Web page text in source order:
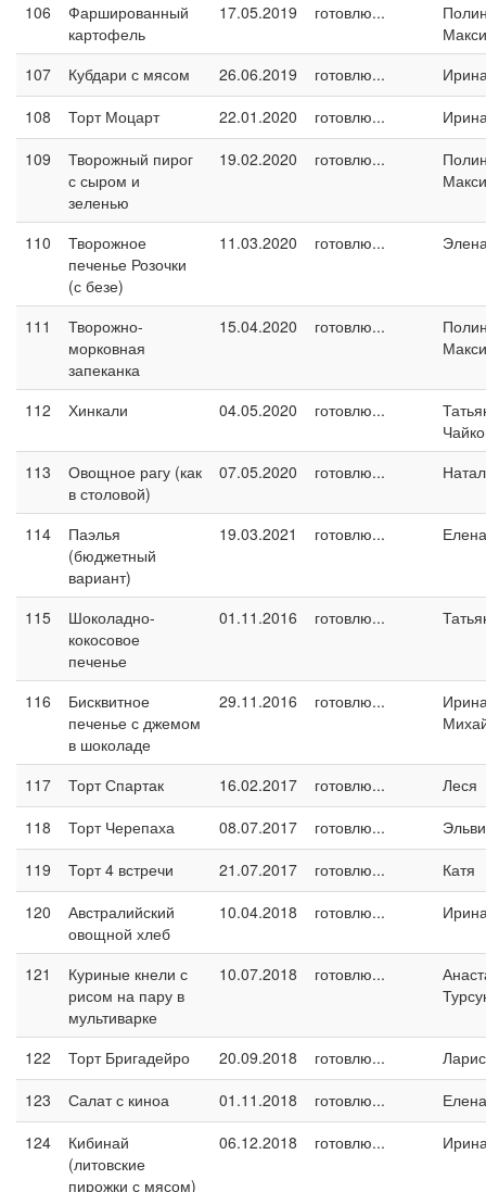
106
Фаршированный
картофель
17.05.2019 готовлю...
107
Кубдари с мясом 26.06.2019 готовлю...
108
Торт Моцарт 22.01.2020 готовлю...
109
Творожный пирог
с сыром и
зеленью
19.02.2020 готовлю...
110
Творожное
печенье Розочки
(с безе)
11.03.2020 готовлю...
111
Творожно-
морковная
запеканка
15.04.2020 готовлю...
112 Хинкали 04.05.2020 готовлю...
113
Овощное рагу (как
в столовой)
07.05.2020 готовлю...
114
Паэлья
(бюджетный
вариант)
19.03.2021 готовлю... Елена
115
Шоколадно-
кокосовое
печенье
01.11.2016 готовлю...
116
Бисквитное
печенье с джемом
в шоколаде
29.11.2016 готовлю...
117 Торт Спартак 16.02.2017 готовлю...
Леся
118
Торт Черепаха 08.07.2017 готовлю...
119
Торт 4 встречи 21.07.2017 готовлю...
Катя
120
Австралийский
овощной хлеб
10.04.2018 готовлю...
121
Куриные кнели с
рисом на пару в
мультиварке
10.07.2018 готовлю...
122 Торт Бригадейро 20.09.2018 готовлю...
123
Салат с киноа 01.11.2018 готовлю...
124
Кибинай
(литовские
пирожки с мясом)
06.12.2018 готовлю...